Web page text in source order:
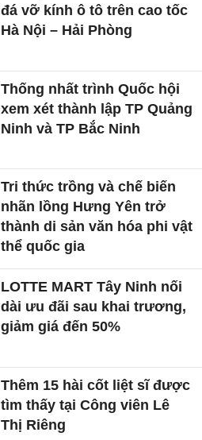
đá vỡ kính ô tô trên cao tốc
Hà Nội – Hải Phòng
Thống nhất trình Quốc hội
xem xét thành lập TP Quảng
Ninh và TP Bắc Ninh
Tri thức trồng và chế biến
nhãn lồng Hưng Yên trở
thành di sản văn hóa phi vật
thể quốc gia
LOTTE MART Tây Ninh nối
dài ưu đãi sau khai trương,
giảm giá đến 50%
Thêm 15 hài cốt liệt sĩ được
tìm thấy tại Công viên Lê
Thị Riêng